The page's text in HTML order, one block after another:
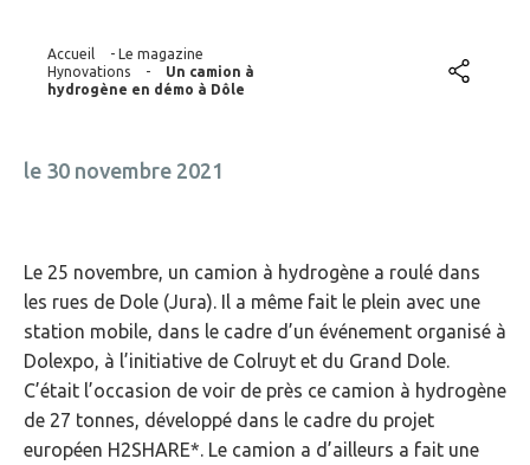
Accueil - Le magazine
Hynovations
-
Un camion à
hydrogène en démo à Dôle
le 30 novembre 2021
Le 25 novembre, un camion à hydrogène a roulé dans
les rues de Dole (Jura). Il a même fait le plein avec une
station mobile, dans le cadre d’un événement organisé à
Dolexpo, à l’initiative de Colruyt et du Grand Dole.
C’était l’occasion de voir de près ce camion à hydrogène
de 27 tonnes, développé dans le cadre du projet
européen H2SHARE*. Le camion a d’ailleurs a fait une